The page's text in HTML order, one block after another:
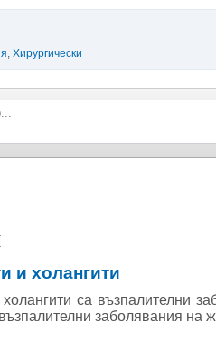
, Хирургически
и холангити
са възпалителни
заболявания на